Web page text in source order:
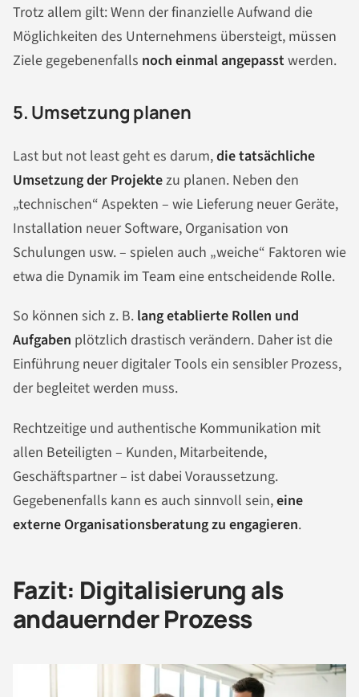
Trotz allem gilt: Wenn der finanzielle Aufwand die
Möglichkeiten des Unternehmens übersteigt, müssen
Ziele gegebenenfalls noch einmal angepasstwerden.
5. Umsetzung planen
Last but not least geht es darum,die tatsächliche
Umsetzung der Projektezu planen. Neben den
„technischen“ Aspekten – wie Lieferung neuer Geräte,
Installation neuer Software, Organisation von
Schulungen usw. – spielen auch „weiche“ Faktoren wie
etwa die Dynamik im Team eine entscheidende Rolle.
So können sich z. B. lang etablierte Rollen und
Aufgaben plötzlich drastisch verändern. Daher ist die
Einführung neuer digitaler Tools ein sensibler Prozess,
der begleitet werden muss.
Rechtzeitige und authentische Kommunikation mit
allen Beteiligten – Kunden, Mitarbeitende,
Geschäftspartner – ist dabei Voraussetzung.
Gegebenenfalls kann es auch sinnvoll sein,eine
externe Organisationsberatung zu engagieren.
Fazit: Digitalisierung als
andauernder Prozess